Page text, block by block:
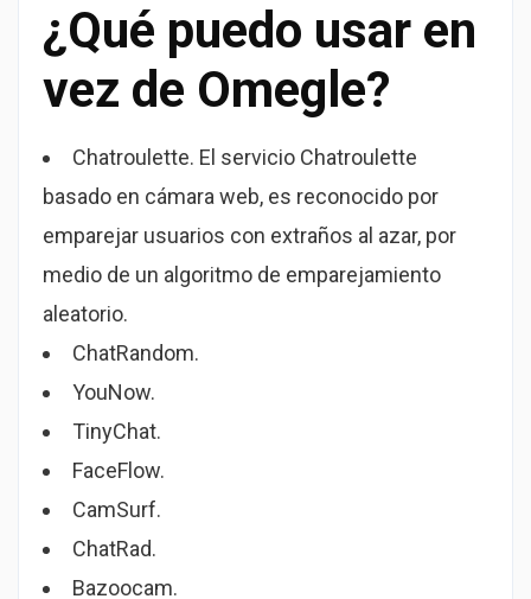
¿Qué puedo usar en
vez de Omegle?
Chatroulette. El servicio Chatroulette
basado en cámara web, es reconocido por
emparejar usuarios con extraños al azar, por
medio de un algoritmo de emparejamiento
aleatorio.
ChatRandom.
YouNow.
TinyChat.
FaceFlow.
CamSurf.
ChatRad.
Bazoocam.